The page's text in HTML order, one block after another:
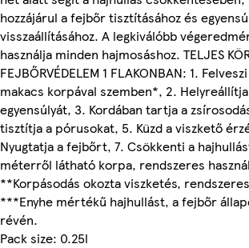
hozzájárul a fejbőr tisztításához és
visszaállításához. A legkiválóbb
használja minden hajmosáshoz. TELJES
FEJBŐRVÉDELEM 1 FLAKONBAN: 1.
makacs korpával szemben*, 2.
egyensúlyát, 3. Kordában tartja a
tisztítja a pórusokat, 5. Küzd a viszkető
Nyugtatja a fejbőrt, 7. Csökkenti a
méterről látható korpa, rendszeres
**Korpásodás okozta viszketés,
***Enyhe mértékű hajhullást, a fejbőr
révén.
Pack size: 0.25l